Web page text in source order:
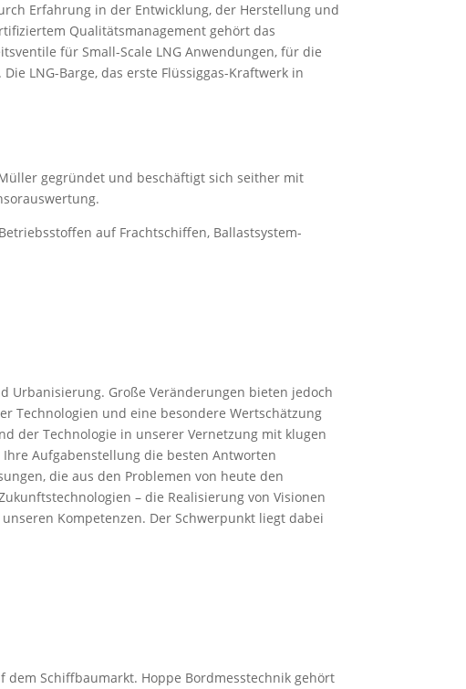
Erfahrung in der Entwicklung, der Herstellung und
Qualitätsmanagement gehört das
für Small-Scale LNG Anwendungen, für die
LNG-Barge, das erste Flüssiggas-Kraftwerk in
gegründet und beschäftigt sich seither mit
auf Frachtschiffen, Ballastsystem-
Urbanisierung. Große Veränderungen bieten jedoch
Technologien und eine besondere Wertschätzung
der Technologie in unserer Vernetzung mit klugen
Aufgabenstellung die besten Antworten
die aus den Problemen von heute den
– die Realisierung von Visionen
Kompetenzen. Der Schwerpunkt liegt dabei
Schiffbaumarkt. Hoppe Bordmesstechnik gehört